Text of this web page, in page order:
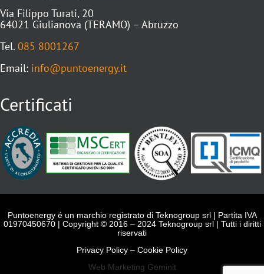
Via Filippo Turati, 20
64021 Giulianova (TERAMO) – Abruzzo
Tel. 085 8001267
Email: info@puntoenergy.it
Certificati
Puntoenergy é un marchio registrato di Teknogroup srl | Partita IVA
01970450670 | Copyright © 2016 – 2024 Teknogroup srl | Tutti i diritti
riservati
Privacy Policy – Cookie Policy
Web Marketing Geminit